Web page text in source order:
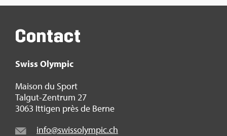
Contact
Swiss Olym­pic
Mai­son du Sport
Tal­gut-Zen­trum 27
3063 Itti­gen près de Berne
info@​swi​ssol​ympi​c.​ch